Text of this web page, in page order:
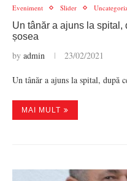
Eveniment Slider
Un tânăr a ajuns la
șosea
by admin 23/02/2021
Un tânăr a ajuns la spital, după
MAI MULT